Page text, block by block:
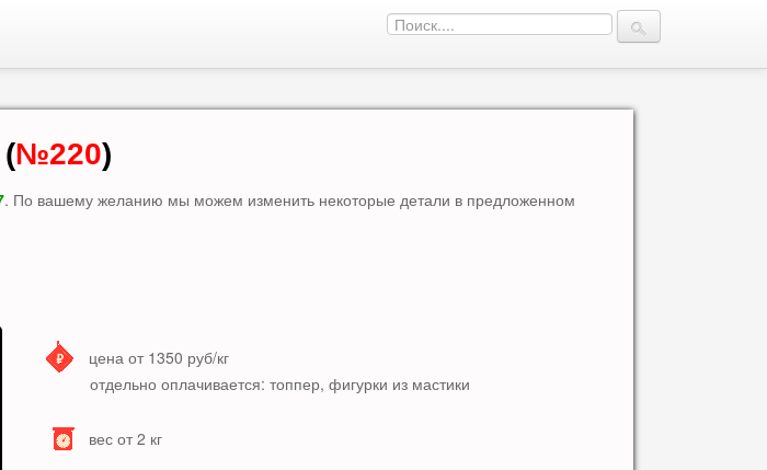
№220)
. По вашему желанию мы можем изменить некоторые детали в предложенном
цена от 1350 руб/кг
отдельно оплачивается: топпер, фигурки из мастики
вес от 2 кг